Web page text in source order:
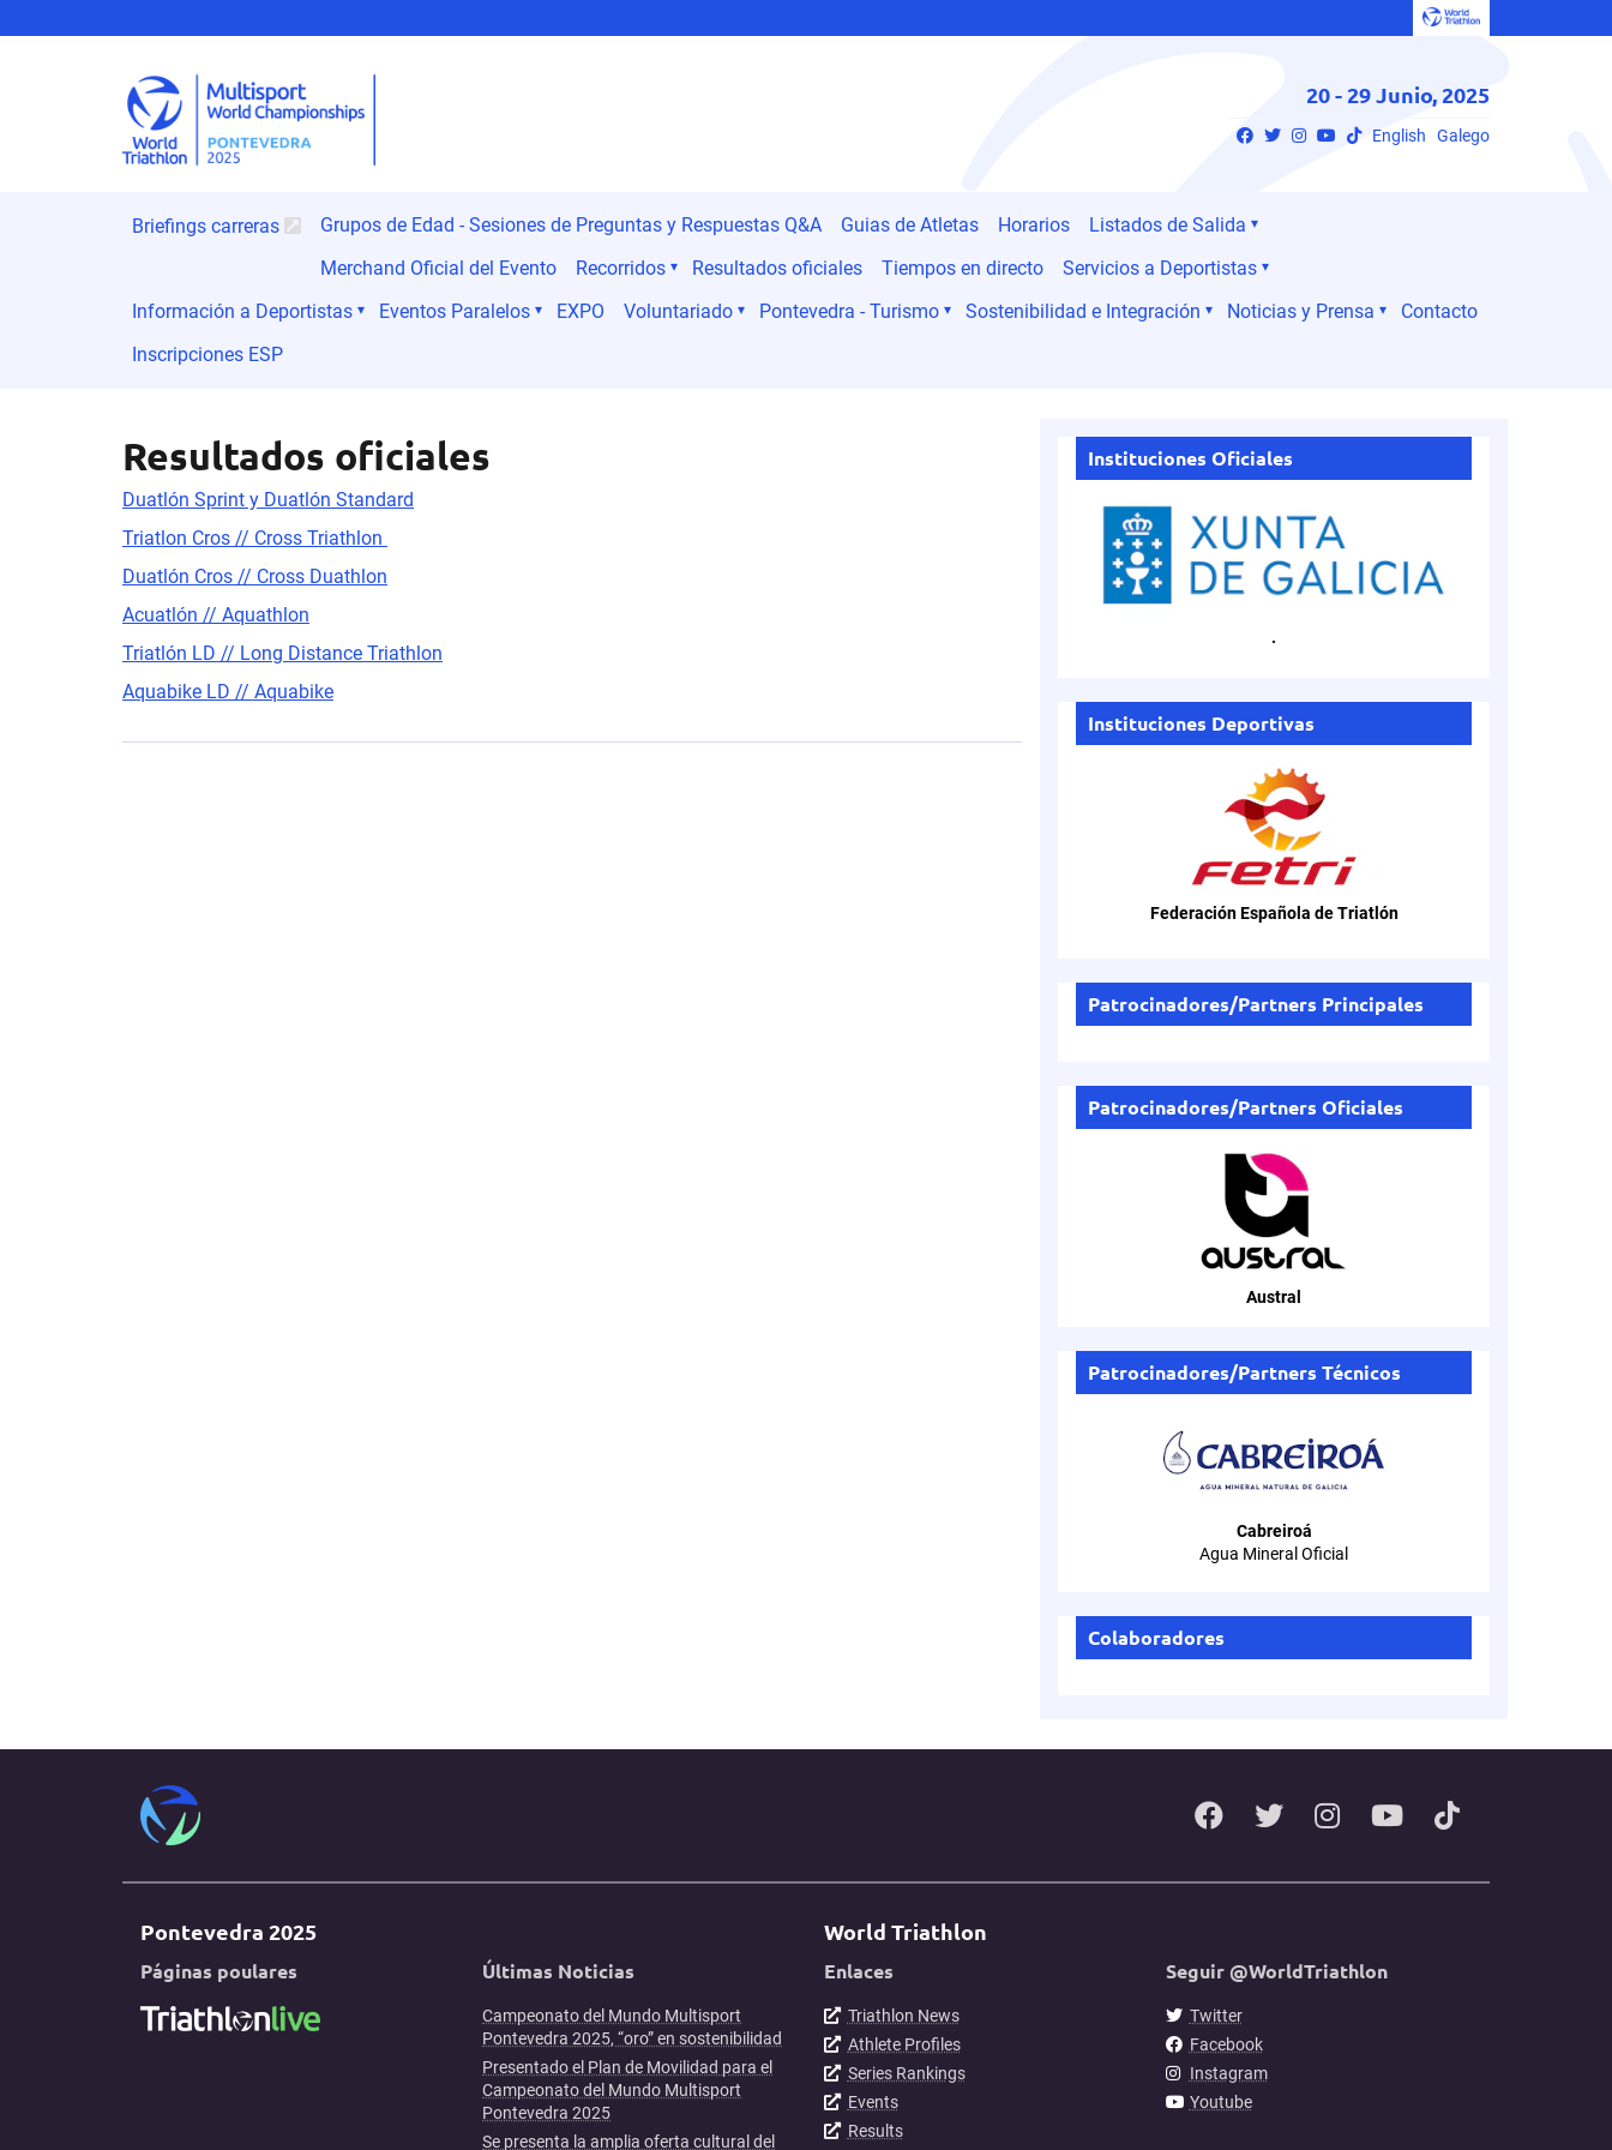
20 - 29 Junio, 2025
English Galego
Briefings carreras Grupos de Edad - Sesiones de Preguntas y Respuestas Q&A Guias de Atletas Horarios
Listados de Salida
Merchand Oficial del Evento
Recorridos Resultados oficiales Tiempos en directo
Servicios a Deportistas
Información a Deportistas
Eventos Paralelos EXPO Voluntariado Pontevedra - Turismo Sostenibilidad e Integración Noticias y Prensa
Contacto
Inscripciones ESP
Resultados oficiales
Duatlón Sprint y Duatlón Standard
Triatlon Cros // Cross Triathlon
Duatlón Cros // Cross Duathlon
Acuatlón // Aquathlon
Triatlón LD // Long Distance Triathlon
Aquabike LD // Aquabike
Instituciones Oficiales
.
Instituciones Deportivas
Federación Española de Triatlón
Patrocinadores/Partners Principales
Patrocinadores/Partners Oficiales
Austral
Patrocinadores/Partners Técnicos
Cabreiroá
Agua Mineral Oficial
Colaboradores
Pontevedra 2025
Páginas poulares Últimas Noticias
Campeonato del Mundo Multisport
Pontevedra 2025, “oro” en sostenibilidad
Presentado el Plan de Movilidad para el
Campeonato del Mundo Multisport
Pontevedra 2025
Se presenta la amplia oferta cultural del
World Triathlon
Enlaces
Triathlon News
Athlete Profiles
Series Rankings
Events
Results
Seguir @WorldTriathlon
Twitter
Facebook
Instagram
Youtube